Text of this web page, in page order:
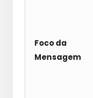
Foco da
Mensagem